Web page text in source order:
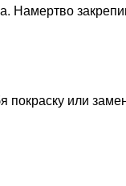
Намертво
покраску или